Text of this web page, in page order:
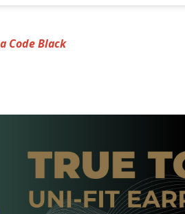
Code Black